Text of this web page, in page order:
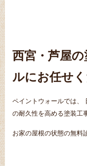
西宮・芦屋
ルにお任せく
ペイントウォールでは、
の耐久性を高める塗装工
お家の屋根の状態の無料